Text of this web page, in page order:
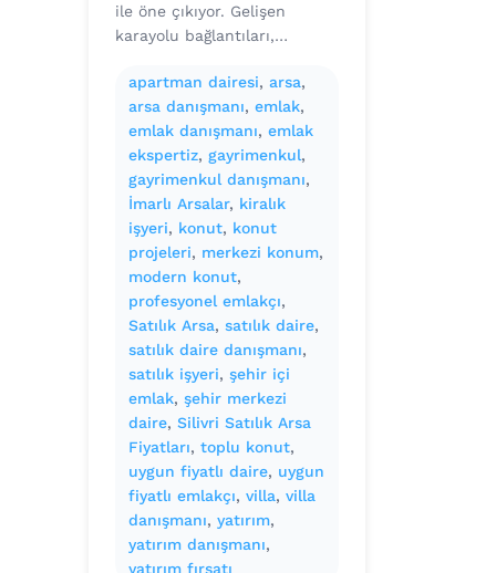
ile öne çıkıyor. Gelişen
karayolu bağlantıları,…
apartman dairesi, arsa
arsa danışmanı, emlak
emlak danışmanı, emlak
ekspertiz, gayrimenkul
gayrimenkul danışmanı
İmarlı Arsalar, kiralık
işyeri, konut, konut
projeleri, merkezi konum
modern konut
profesyonel emlakçı
Satılık Arsa, satılık daire
satılık daire danışmanı
satılık işyeri, şehir içi
emlak, şehir merkezi
daire, Silivri Satılık Arsa
Fiyatları, toplu konut
uygun fiyatlı daire, uygun
fiyatlı emlakçı, villa, villa
danışmanı, yatırım
yatırım danışmanı
yatırım fırsatı